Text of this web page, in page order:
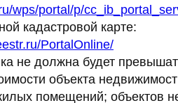
wps/portal/p/
кадастровой карте:
PortalOnline/
не должна будет
объекта
помещений; объектов